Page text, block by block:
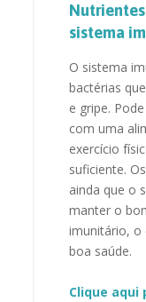
sistema
O sistema
bactérias
e gripe.
com uma
exercício
suficiente.
ainda que o
manter o
imunitário, o
boa saúde.
Clique aqui